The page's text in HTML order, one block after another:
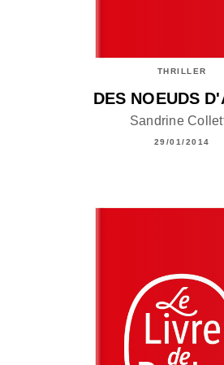
THRILLER
DES NOEUDS
Sandrine
29/01/2014